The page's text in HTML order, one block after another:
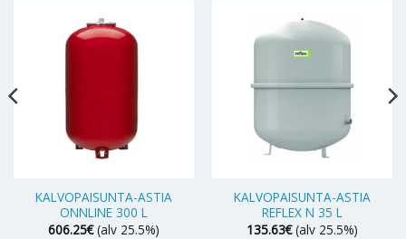
KALVOPAISUNTA-ASTIA
ONNLINE 300 L
606.25€ (alv 25.5%)
KALVOPAISUNTA-ASTIA
REFLEX N 35 L
135.63€ (alv 25.5%)